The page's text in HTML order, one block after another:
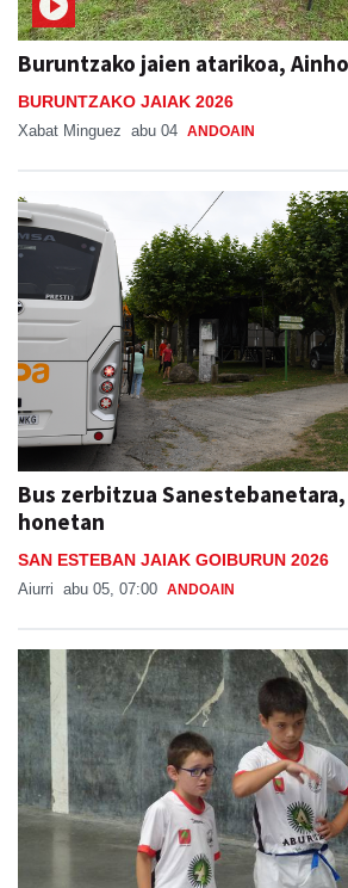
Buruntzako jaien atarikoa,
BURUNTZAKO JAIAK 2026
Xabat Minguez abu 04 ANDOAIN
Bus zerbitzua
honetan
SAN ESTEBAN JAIAK GOIBURUN 2026
Aiurri abu 05, 07:00 ANDOAIN